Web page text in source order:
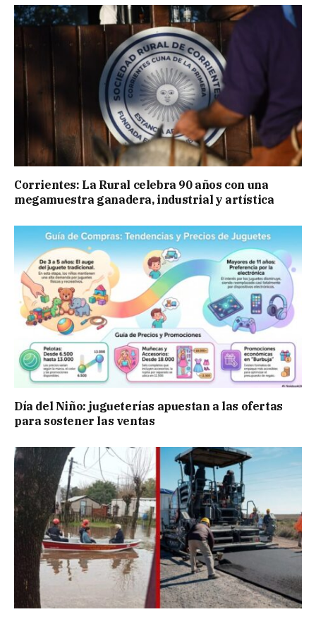
Corrientes: La Rural celebra 90 años con una
megamuestra ganadera, industrial y artística
Día del Niño: jugueterías apuestan a las ofertas
para sostener las ventas